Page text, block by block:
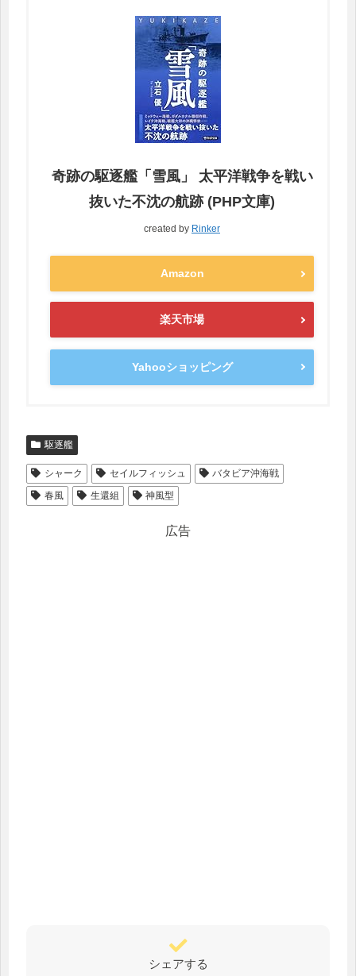
奇跡の駆逐艦「雪風」 太平洋戦争を戦い
抜いた不沈の航跡 (PHP文庫)
created by Rinker
Amazon
楽天市場
Yahooショッピング
駆逐艦
シャーク セイルフィッシュ
バタビア沖海戦
春風
生還組 神風型
広告
シェアする